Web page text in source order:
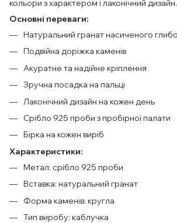
кольори з характером і лаконічний дизайн.
Основні переваги:
Натуральний гранат насиченого
Подвійна доріжка каменів
Акуратне та надійне кріплення
Зручна посадка на пальці
Лаконічний дизайн на кожен день
Срібло 925 проби з пробірної палати
Бірка на кожен виріб
Характеристики:
Метал: срібло 925 проби
Вставка: натуральний гранат
Форма каменів: кругла
Тип виробу: каблучка